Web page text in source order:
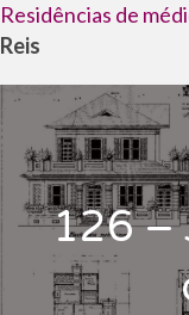
Residências de
Reis
126 –